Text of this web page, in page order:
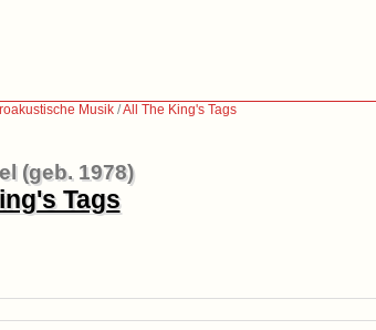
Musik /All The King's Tags
(geb. 1978)
Tags